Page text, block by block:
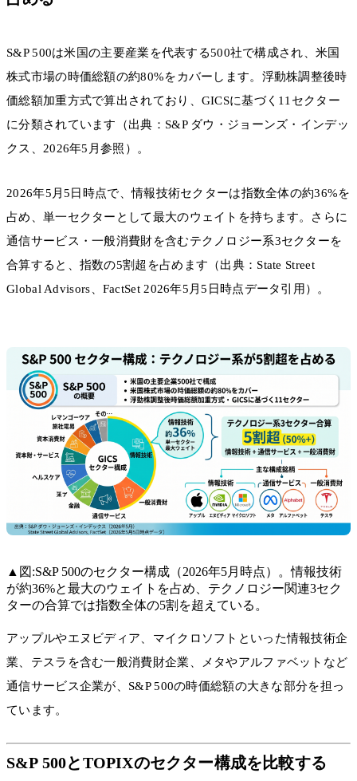
S&P 500は米国の主要産業を代表する500社で構成され、米国
株式市場の時価総額の約80%をカバーします。浮動株調整後時
価総額加重方式で算出されており、GICSに基づく11セクター
に分類されています（出典：S&P ダウ・ジョーンズ・インデッ
クス、2026年5月参照）。
2026年5月5日時点で、情報技術セクターは指数全体の約36%を
占め、単一セクターとして最大のウェイトを持ちます。さらに
通信サービス・一般消費財を含むテクノロジー系3セクターを
合算すると、指数の5割超を占めます（出典：State Street
Global Advisors、FactSet 2026年5月5日時点データ引用）。
▲図:S&P 500のセクター構成（2026年5月時点）。情報技術
が約36%と最大のウェイトを占め、テクノロジー関連3セク
ターの合算では指数全体の5割を超えている。
アップルやエヌビディア、マイクロソフトといった情報技術企
業、テスラを含む一般消費財企業、メタやアルファベットなど
通信サービス企業が、S&P 500の時価総額の大きな部分を担っ
ています。
S&P 500とTOPIXのセクター構成を比較する